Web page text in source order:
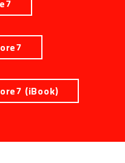
(iBook)